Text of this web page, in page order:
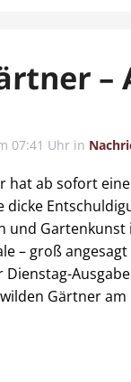
–
07:41 Uhr in
hat ab sofort
dicke
und
– groß angesagt
Gärtner